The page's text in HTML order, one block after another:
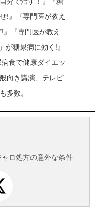
!』『専門医が教え
』『専門医が教え
が糖尿病に効く!』
病食で健康ダイエッ
向き講演、テレビ
多数。
ロ処方の意外な条件